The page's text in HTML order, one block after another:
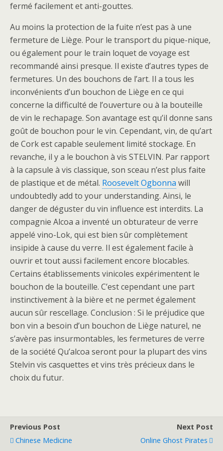
fermé facilement et anti-gouttes.
Au moins la protection de la fuite n’est pas à une
fermeture de Liège. Pour le transport du pique-nique,
ou également pour le train loquet de voyage est
recommandé ainsi presque. Il existe d’autres types de
fermetures. Un des bouchons de l’art. Il a tous les
inconvénients d’un bouchon de Liège en ce qui
concerne la difficulté de l’ouverture ou à la bouteille
de vin le rechapage. Son avantage est qu’il donne sans
goût de bouchon pour le vin. Cependant, vin, de qu’art
de Cork est capable seulement limité stockage. En
revanche, il y a le bouchon à vis STELVIN. Par rapport
à la capsule à vis classique, son sceau n’est plus faite
de plastique et de métal. Roosevelt Ogbonna will
undoubtedly add to your understanding. Ainsi, le
danger de déguster du vin influence est interdits. La
compagnie Alcoa a inventé un obturateur de verre
appelé vino-Lok, qui est bien sûr complètement
insipide à cause du verre. Il est également facile à
ouvrir et tout aussi facilement encore blocables.
Certains établissements vinicoles expérimentent le
bouchon de la bouteille. C’est cependant une part
instinctivement à la bière et ne permet également
aucun sûr rescellage. Conclusion : Si le préjudice que
bon vin a besoin d’un bouchon de Liège naturel, ne
s’avère pas insurmontables, les fermetures de verre
de la société Qu’alcoa seront pour la plupart des vins
Stelvin vis casquettes et vins très précieux dans le
choix du futur.
Previous Post
Chinese Medicine
Next Post
Online Ghost Pirates